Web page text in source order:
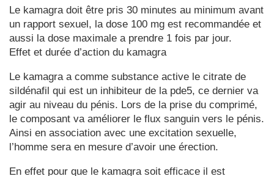
Le kamagra doit être pris 30 minutes au minimum avant
un rapport sexuel, la dose 100 mg est recommandée et
aussi la dose maximale a prendre 1 fois par jour.
Effet et durée d’action du kamagra
Le kamagra a comme substance active le citrate de
sildénafil qui est un inhibiteur de la pde5, ce dernier va
agir au niveau du pénis. Lors de la prise du comprimé,
le composant va améliorer le flux sanguin vers le pénis.
Ainsi en association avec une excitation sexuelle,
l’homme sera en mesure d’avoir une érection.
En effet pour que le kamagra soit efficace il est